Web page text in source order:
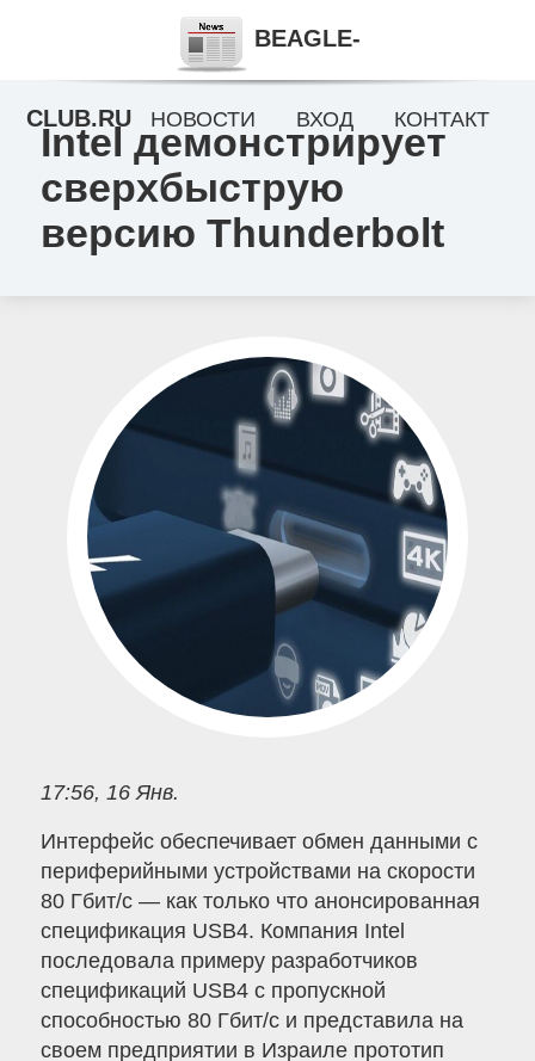
Intel демонстрирует
сверхбыструю
версию Thunderbolt
17:56, 16 Янв.
Интерфейс обеспечивает обмен данными с
периферийными устройствами на скорости
80 Гбит/с — как только что анонсированная
спецификация USB4. Компания Intel
последовала примеру разработчиков
спецификаций USB4 с пропускной
способностью 80 Гбит/с и представила на
своем предприятии в Израиле прототип
BEAGLE-
CLUB.RU НОВОСТИ ВХОД КОНТАКТ